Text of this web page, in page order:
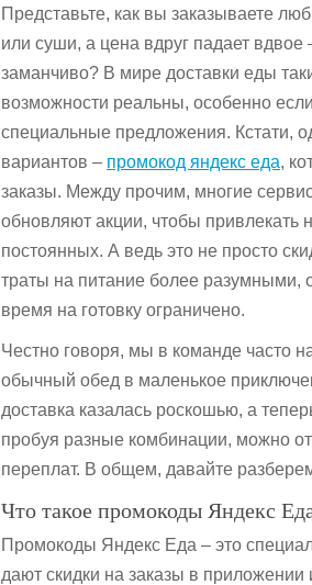
Представьте, как вы заказываете
или суши, а цена вдруг падает вдвое
заманчиво? В мире доставки еды
возможности реальны, особенно
специальные предложения. Кстати,
вариантов – промокод яндекс еда,
заказы. Между прочим, многие
обновляют акции, чтобы привлекать
постоянных. А ведь это не просто
траты на питание более разумными,
время на готовку ограничено.
Честно говоря, мы в команде часто
обычный обед в маленькое
доставка казалась роскошью, а
пробуя разные комбинации, можно
переплат. В общем, давайте
Что такое промокоды Яндекс
Промокоды Яндекс Еда – это
дают скидки на заказы в